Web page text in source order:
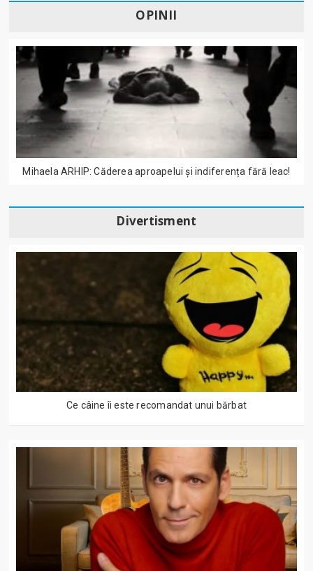
OPINII
Mihaela ARHIP: Căderea aproapelui și indiferența fără leac!
Divertisment
Ce câine îi este recomandat unui bărbat